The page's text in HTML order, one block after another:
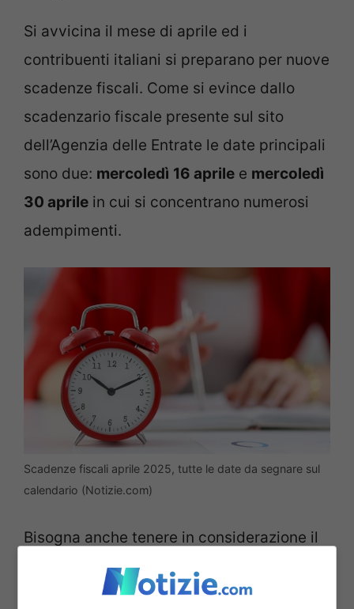
Si avvicina il mese di aprile ed i
contribuenti italiani si preparano per nuove
scadenze fiscali. Come si evince dallo
scadenzario fiscale presente sul sito
dell’Agenzia delle Entrate le date principali
sono due: mercoledì 16 aprile e mercoledì
30 aprile in cui si concentrano numerosi
adempimenti.
Scadenze fiscali aprile 2025, tutte le date da segnare sul
calendario (Notizie.com)
Bisogna anche tenere in considerazione il
, termine entro cui i
partita con fatturazione differita